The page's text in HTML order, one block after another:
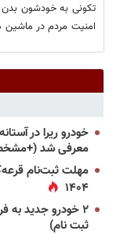
تکونی به خودشون
امنیت مردم در
خودرو ریرا در
معرفی شد
مهلت ثبت‌نام
۱۴۰۴
۲ خودرو جدید به
ثبت نام)